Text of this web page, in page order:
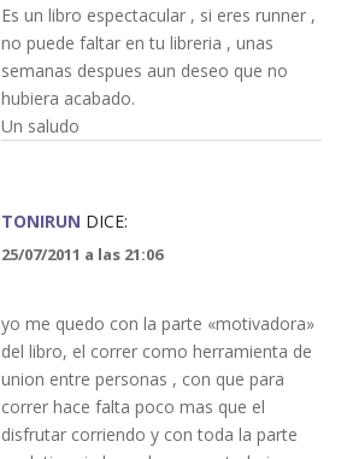
Es un libro espectacular , si eres runner ,
no puede faltar en tu libreria , unas
semanas despues aun deseo que no
hubiera acabado.
Un saludo
TONIRUN DICE:
25/07/2011 a las 21:06
yo me quedo con la parte «motivadora»
del libro, el correr como herramienta de
union entre personas , con que para
correr hace falta poco mas que el
disfrutar corriendo y con toda la parte